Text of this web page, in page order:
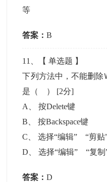
等
答案：B
11 、【单选题 】
下列方法中，不能删除
是（ ） [2分]
A
、按Delete键
B 、按Backspace键
C 、选择“编辑” “剪贴
D 、选择“编辑” “复制
答案：D